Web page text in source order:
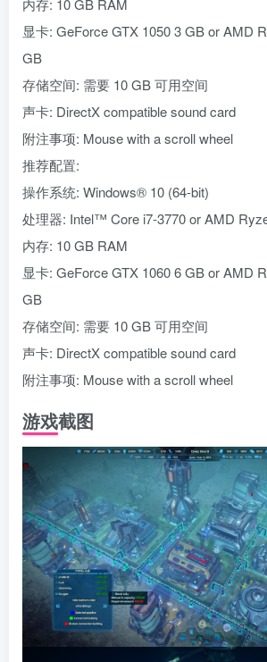
内存: 10 GB RAM
显卡: GeForce GTX 1050 3 GB or AMD
GB
存储空间: 需要 10 GB 可用空间
声卡: DirectX compatible sound card
附注事项: Mouse with a scroll wheel
推荐配置:
操作系统: Windows® 10 (64-bit)
处理器: Intel™ Core i7-3770 or AMD
内存: 10 GB RAM
显卡: GeForce GTX 1060 6 GB or AMD
GB
存储空间: 需要 10 GB 可用空间
声卡: DirectX compatible sound card
附注事项: Mouse with a scroll wheel
游戏截图